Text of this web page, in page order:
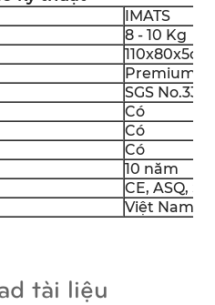
IMATS
8 - 10 Kg
110x80x5cm
Premium
SGS
Có
Có
Có
10 năm
CE, ASQ,
Việt Nam
tài liệu